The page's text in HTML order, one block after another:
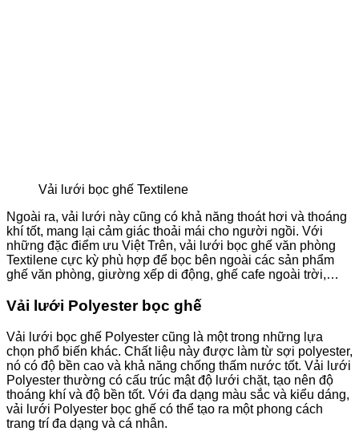
Vải lưới bọc ghế Textilene
Ngoài ra, vải lưới này cũng có khả năng thoát hơi và thoáng
khí tốt, mang lại cảm giác thoải mái cho người ngồi. Với
những đặc điểm ưu Việt Trên, vải lưới bọc ghế văn phòng
Textilene cực kỳ phù hợp để bọc bên ngoài các sản phẩm
ghế văn phòng, giường xếp di động, ghế cafe ngoài trời,…
Vải lưới Polyester bọc ghế
Vải lưới bọc ghế Polyester cũng là một trong những lựa
chọn phổ biến khác. Chất liệu này được làm từ sợi polyester,
nó có độ bền cao và khả năng chống thấm nước tốt. Vải lưới
Polyester thường có cấu trúc mật độ lưới chặt, tạo nên độ
thoáng khí và độ bền tốt. Với đa dạng màu sắc và kiểu dáng,
vải lưới Polyester bọc ghế có thể tạo ra một phong cách
trang trí đa dạng và cá nhân.